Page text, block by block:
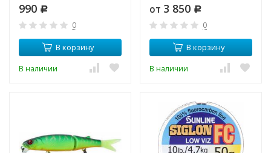
990 Р
0
В корзину
В наличии
от 3 850 Р
0
В корзину
В наличии